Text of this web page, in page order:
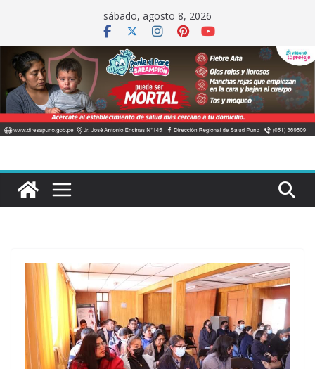
contenido
sábado, agosto 8, 2026